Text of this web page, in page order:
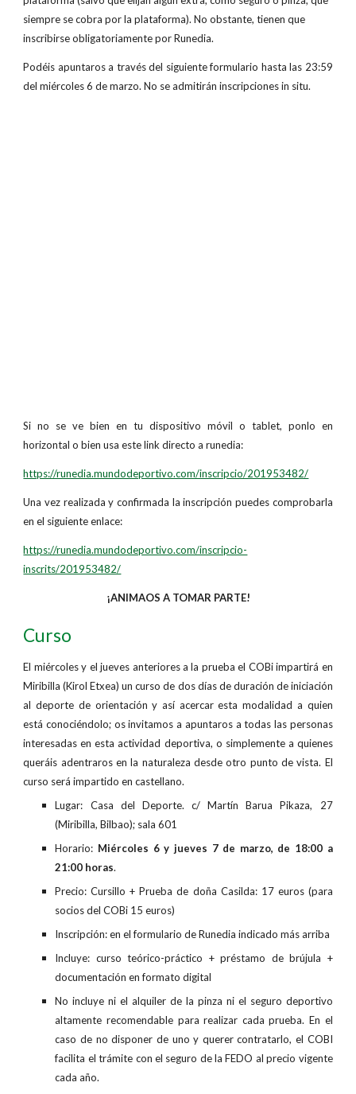
siempre se cobra por la plataforma). No obstante, tienen que
inscribirse obligatoriamente por Runedia.
Podéis apuntaros a través del siguiente formulario hasta las 23:59
del miércoles 6 de marzo. No se admitirán inscripciones in situ.
Si no se ve bien en tu dispositivo móvil o tablet, ponlo en
horizontal o bien usa este link directo a runedia:
https://runedia.mundodeportivo.com/inscripcio/201953482/
Una vez realizada y confirmada la inscripción puedes comprobarla
en el siguiente enlace:
https://runedia.mundodeportivo.com/inscripcio-
inscrits/201953482/
¡ANIMAOS A TOMAR PARTE!
Curso
El miércoles y el jueves anteriores a la prueba el COBi impartirá en
Miribilla (Kirol Etxea) un curso de dos días de duración de iniciación
al deporte de orientación y así acercar esta modalidad a quien
está conociéndolo; os invitamos a apuntaros a todas las personas
interesadas en esta actividad deportiva, o simplemente a quienes
queráis adentraros en la naturaleza desde otro punto de vista. El
curso será impartido en castellano.
Lugar: Casa del Deporte. c/ Martín Barua Pikaza, 27
(Miribilla, Bilbao); sala 601
Horario: Miércoles 6 y jueves 7 de marzo, de 18:00 a
21:00 horas.
Precio: Cursillo + Prueba de doña Casilda: 17 euros (para
socios del COBi 15 euros)
Inscripción: en el formulario de Runedia indicado más arriba
Incluye: curso teórico-práctico + préstamo de brújula +
documentación en formato digital
No incluye ni el alquiler de la pinza ni el seguro deportivo
altamente recomendable para realizar cada prueba. En el
caso de no disponer de uno y querer contratarlo, el COBI
facilita el trámite con el seguro de la FEDO al precio vigente
cada año.